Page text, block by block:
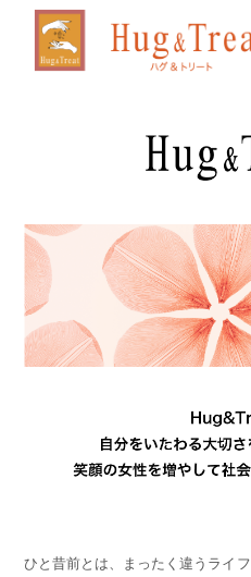
ひと昔前とは、まったく違うライ